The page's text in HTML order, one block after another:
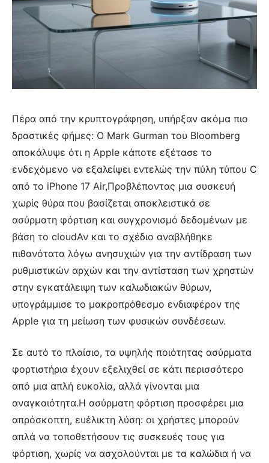
Πέρα από την κρυπτογράφηση, υπήρξαν ακόμα πιο
δραστικές φήμες: Ο Mark Gurman του Bloomberg
αποκάλυψε ότι η Apple κάποτε εξέτασε το
ενδεχόμενο να εξαλείψει εντελώς την πύλη τύπου C
από το iPhone 17 Air,Προβλέποντας μια συσκευή
χωρίς θύρα που βασίζεται αποκλειστικά σε
ασύρματη φόρτιση και συγχρονισμό δεδομένων με
βάση το cloudΑν και το σχέδιο αναβλήθηκε
πιθανότατα λόγω ανησυχιών για την αντίδραση των
ρυθμιστικών αρχών και την αντίσταση των χρηστών
στην εγκατάλειψη των καλωδιακών θύρων,
υπογράμμισε το μακροπρόθεσμο ενδιαφέρον της
Apple για τη μείωση των φυσικών συνδέσεων.
Σε αυτό το πλαίσιο, τα υψηλής ποιότητας ασύρματα
φορτιστήρια έχουν εξελιχθεί σε κάτι περισσότερο
από μια απλή ευκολία, αλλά γίνονται μια
αναγκαιότητα.Η ασύρματη φόρτιση προσφέρει μια
απρόσκοπτη, ευέλικτη λύση: οι χρήστες μπορούν
απλά να τοποθετήσουν τις συσκευές τους για
φόρτιση, χωρίς να ασχολούνται με τα καλώδια ή να